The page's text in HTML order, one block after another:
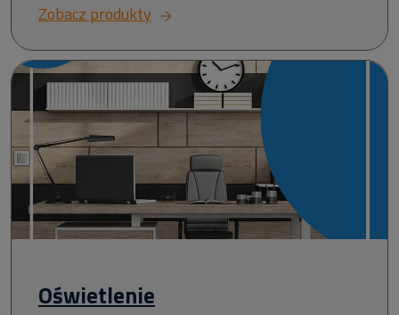
Zobacz produkty
Oświetlenie